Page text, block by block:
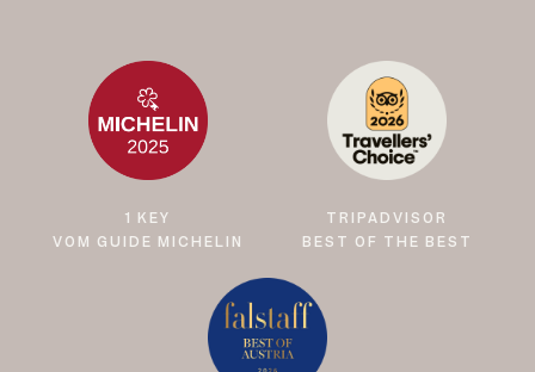
1 KEY
VOM GUIDE MICHELIN
TRIPADVISOR
BEST OF THE BEST